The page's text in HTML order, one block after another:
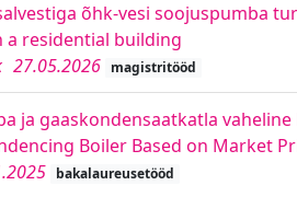
õhk-vesi soojuspumba
residential building
27.05.2026 magistritööd
ja gaaskondensaatkatla
Boiler Based on Market
bakalaureusetööd